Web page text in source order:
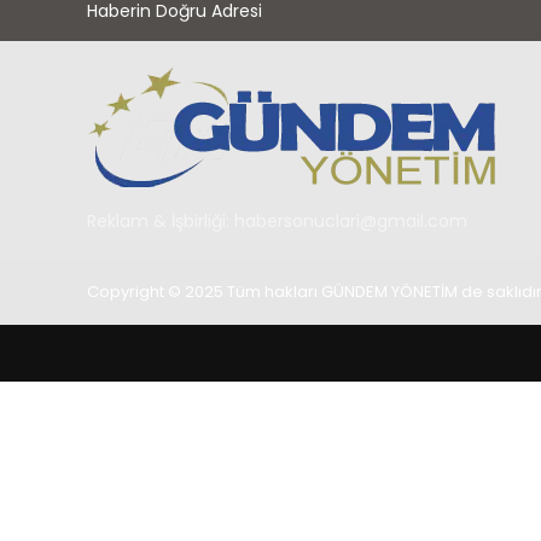
Haberin Doğru Adresi
Copyright © 2025 Tüm hakları GÜNDEM YÖNETİM de saklıdır.